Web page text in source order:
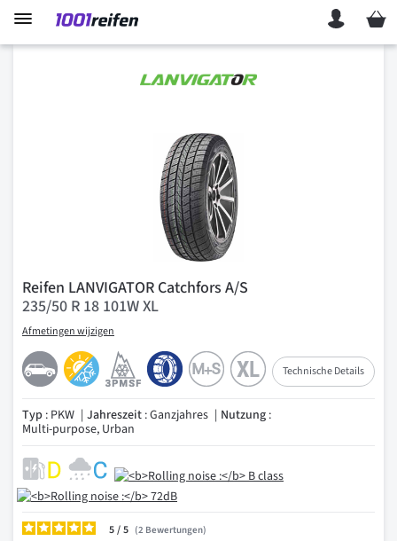
Mein
Reifen LANVIGATOR Catchfors A/S
235/50 R 18 101W XL
Afmetingen wijzigen
Technische Details
Typ : PKW Jahreszeit : Ganzjahres Nutzung :
Multi-purpose, Urban
5/ 2 Bewertungen